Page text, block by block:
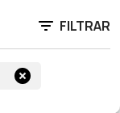
FILTRAR